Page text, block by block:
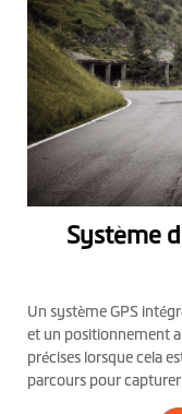
Système
Un système GPS
et un positionnement
précises lorsque cela
parcours pour